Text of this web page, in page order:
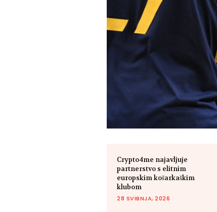
Crypto4me najavljuje
partnerstvo s elitnim
europskim košarkaškim
klubom
28 SVIBNJA, 2026